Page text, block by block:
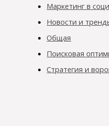
Маркетинг в
Новости и
Общая
Поисковая
Стратегия и